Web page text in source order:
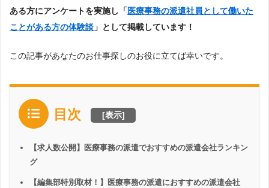
ある方にアンケートを実施し「医療事務の派遣社員として働いた
ことがある方の体験談 」として掲載しています！
この記事があなたのお仕事探しのお役に立てば幸いです。
目次 [表示]
【求人数公開】医療事務の派遣でおすすめの派遣会社ランキン
グ
【編集部特別取材！】医療事務の派遣におすすめの派遣会社